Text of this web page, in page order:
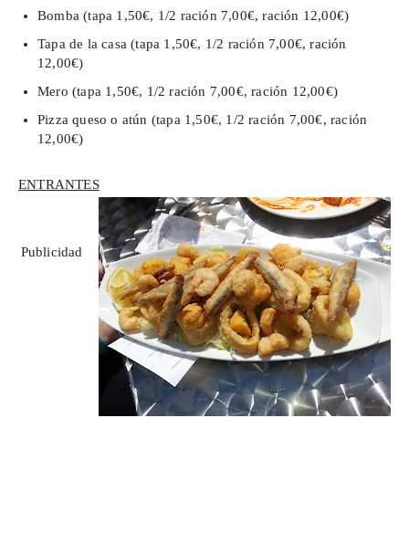
Bomba (tapa 1,50€, 1/2 ración 7,00€, ración 12,00€)
Tapa de la casa (tapa 1,50€, 1/2 ración 7,00€, ración
12,00€)
Mero (tapa 1,50€, 1/2 ración 7,00€, ración 12,00€)
Pizza queso o atún (tapa 1,50€, 1/2 ración 7,00€, ración
12,00€)
ENTRANTES
Publicidad